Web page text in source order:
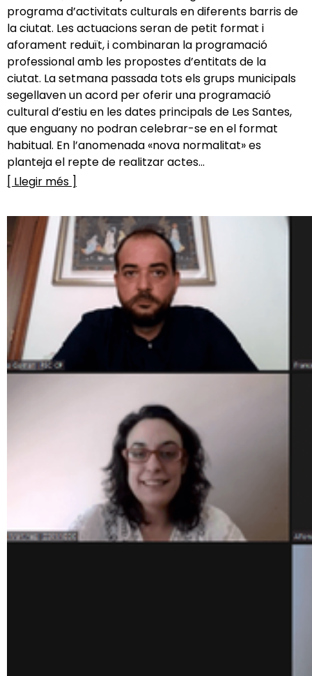
programa d’activitats culturals en diferents barris de
la ciutat. Les actuacions seran de petit format i
aforament reduït, i combinaran la programació
professional amb les propostes d’entitats de la
ciutat. La setmana passada tots els grups municipals
segellaven un acord per oferir una programació
cultural d’estiu en les dates principals de Les Santes,
que enguany no podran celebrar-se en el format
habitual. En l’anomenada «nova normalitat» es
planteja el repte de realitzar actes...
[ Llegir més ]